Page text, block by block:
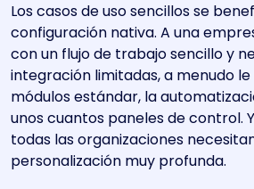
Los casos de uso sencillos se
configuración nativa. A una
con un flujo de trabajo sencillo y
integración limitadas, a menudo
módulos estándar, la
unos cuantos paneles de control.
todas las organizaciones
personalización muy profunda.